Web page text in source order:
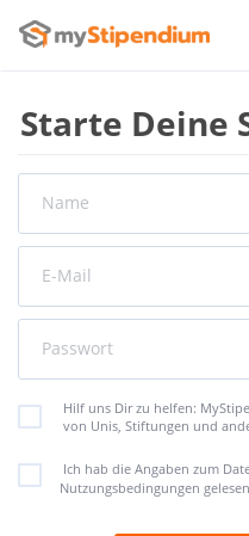
Starte Deine
Name
E-Mail
Passwort
Hilf uns Dir zu helfen:
von Unis, Stiftungen und
Ich hab die Angaben zum
Nutzungsbedingungen gelesen